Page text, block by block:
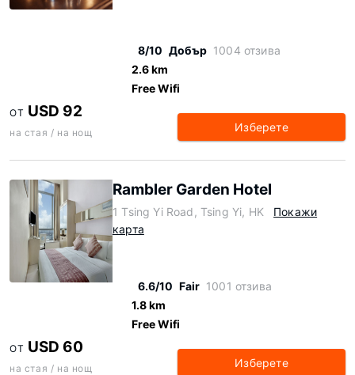
8/10 Добър 1004 отзива
2.6 km
Free Wifi
ОТ USD 92
на стая / на нощ Изберете
Rambler Garden Hotel
1 Tsing Yi Road, Tsing Yi, HK
Покажи
карта
6.6/10 Fair 1001 отзива
1.8 km
Free Wifi
ОТ USD 60
на стая / на нощ Изберете